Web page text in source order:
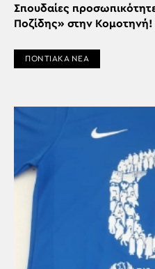
Σπουδαίες
Ποζίδης» στην Κομοτηνή!
ΠΟΝΤΙΑΚΑ ΝΕΑ